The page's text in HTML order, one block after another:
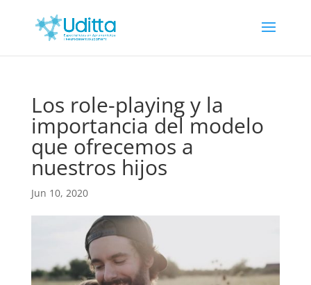
Los role-playing y la
importancia del modelo
que ofrecemos a
nuestros hijos
Jun 10, 2020